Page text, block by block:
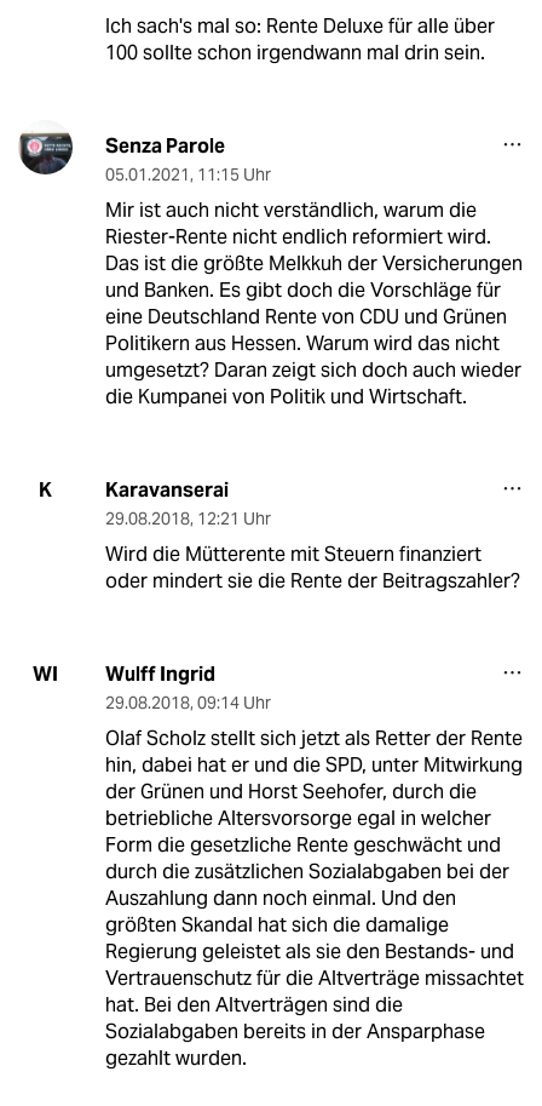
Ich sach's mal so: Rente Deluxe für alle über
100 sollte schon irgendwann mal drin sein.
Senza Parole
05.01.2021, 11:15 Uhr
Mir ist auch nicht verständlich, warum die
Riester-Rente nicht endlich reformiert wird.
Das ist die größte Melkkuh der Versicherungen
und Banken. Es gibt doch die Vorschläge für
eine Deutschland Rente von CDU und Grünen
Politikern aus Hessen. Warum wird das nicht
umgesetzt? Daran zeigt sich doch auch wieder
die Kumpanei von Politik und Wirtschaft.
K Karavanserai
29.08.2018, 12:21 Uhr
Wird die Mütterente mit Steuern finanziert
oder mindert sie die Rente der Beitragszahler?
WI Wulff Ingrid
29.08.2018, 09:14 Uhr
Olaf Scholz stellt sich jetzt als Retter der Rente
hin, dabei hat er und die SPD, unter Mitwirkung
der Grünen und Horst Seehofer, durch die
betriebliche Altersvorsorge egal in welcher
Form die gesetzliche Rente geschwächt und
durch die zusätzlichen Sozialabgaben bei der
Auszahlung dann noch einmal. Und den
größten Skandal hat sich die damalige
Regierung geleistet als sie den Bestands- und
Vertrauenschutz für die Altverträge missachtet
hat. Bei den Altverträgen sind die
Sozialabgaben bereits in der Ansparphase
gezahlt wurden.